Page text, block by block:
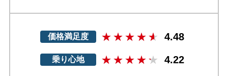
価格満足度 4.48
乗り心地 4.22